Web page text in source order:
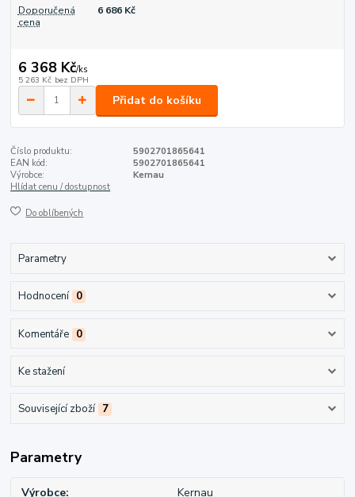
Doporučená
cena
6 686 Kč
6 368 Kč/ks
5 263 Kč bez DPH
Přidat do košíku
Číslo produktu:
5902701865641
EAN kód:
5902701865641
Výrobce:
Kernau
Hlídat cenu / dostupnost
Do oblíbených
Parametry
Hodnocení 0
Komentáře 0
Ke stažení
Související zboží 7
Parametry
Výrobce Kernau